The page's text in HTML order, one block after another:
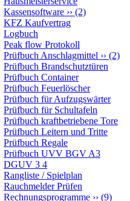
Kassensoftware ›› (2)
KFZ Kaufvertrag
Logbuch
Peak flow Protokoll
Prüfbuch Anschlagmittel ›› (2)
Prüfbuch Brandschutztüren
Prüfbuch Container
Prüfbuch Feuerlöscher
Prüfbuch für Aufzugswärter
Prüfbuch für Schultafeln
Prüfbuch kraftbetriebene Tore
Prüfbuch Leitern und Tritte
Prüfbuch Regale
Prüfbuch UVV BGV A3
DGUV 3 4
Rangliste / Spielplan
Rauchmelder Prüfen
Rechnungsprogramme ›› (9)